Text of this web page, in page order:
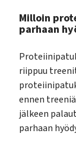
Milloin
parhaan
riippuu
ennen
jälkeen
parhaan